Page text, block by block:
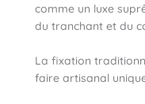
comme un luxe
du tranchant et du
La fixation
faire artisanal